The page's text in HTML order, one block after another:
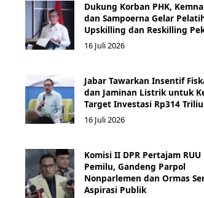
Dukung Korban PHK,
dan Sampoerna Gelar
Upskilling dan Reskilling
16 Juli 2026
Jabar Tawarkan Insentif
dan Jaminan Listrik untuk
Target Investasi Rp314
16 Juli 2026
Komisi II DPR Pertajam RUU
Pemilu, Gandeng Parpol
Nonparlemen dan Ormas
Aspirasi Publik